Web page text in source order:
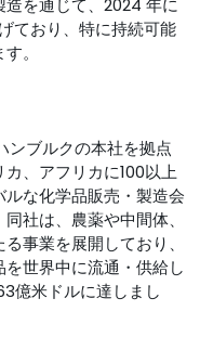
を通じて、2024 年に
ており、特に持続可能
。
ンブルクの本社を拠点
、アフリカに100以上
な化学品販売・製造会
社は、農薬や中間体、
事業を展開しており、
世界中に流通・供給し
億米ドルに達しまし